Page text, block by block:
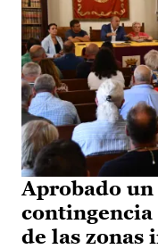
Aprobado
contingencia
de las zonas